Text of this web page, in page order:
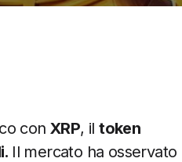
con XRP, iltoken
Il mercato ha osservato